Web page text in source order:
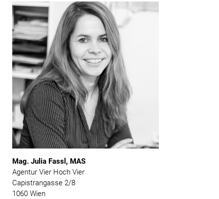
Mag. Julia Fassl, MAS
Agentur Vier Hoch Vier
Capistrangasse 2/8
1060 Wien